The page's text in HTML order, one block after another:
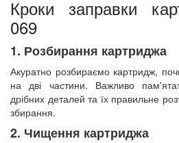
Кроки заправки
069
1. Розбирання картриджа
Акуратно розбираємо картридж,
на дві частини. Важливо
дрібних деталей та їх правильне
збирання.
2. Чищення картриджа